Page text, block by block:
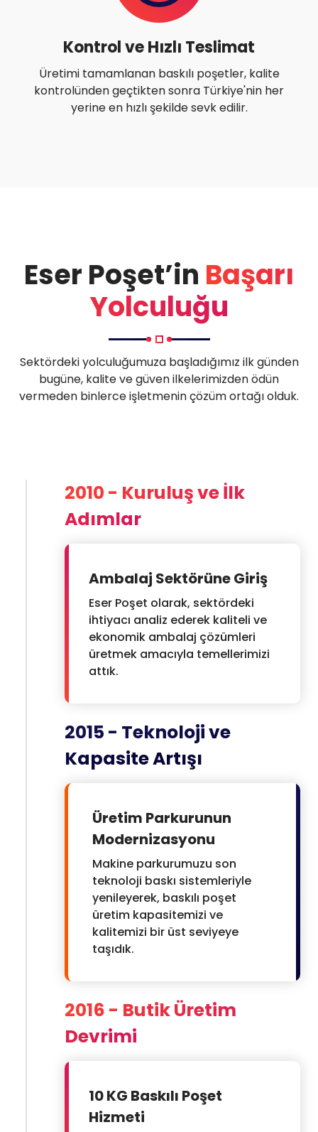
Kontrol ve Hızlı Teslimat
Üretimi tamamlanan baskılı poşetler, kalite
kontrolünden geçtikten sonra Türkiye'nin her
yerine en hızlı şekilde sevk edilir.
Eser Poşet’in Başarı
Yolculuğu
Sektördeki yolculuğumuza başladığımız ilk günden
bugüne, kalite ve güven ilkelerimizden ödün
vermeden binlerce işletmenin çözüm ortağı olduk.
Ambalaj Sektörüne Giriş
Eser Poşet olarak, sektördeki
ihtiyacı analiz ederek kaliteli ve
ekonomik ambalaj çözümleri
üretmek amacıyla temellerimizi
attık.
2010 - Kuruluş ve İlk
Adımlar
Üretim Parkurunun
Modernizasyonu
Makine parkurumuzu son
teknoloji baskı sistemleriyle
yenileyerek, baskılı poşet
üretim kapasitemizi ve
kalitemizi bir üst seviyeye
taşıdık.
2015 - Teknoloji ve
Kapasite Artışı
10 KG Baskılı Poşet
Hizmeti
2016 - Butik Üretim
Devrimi